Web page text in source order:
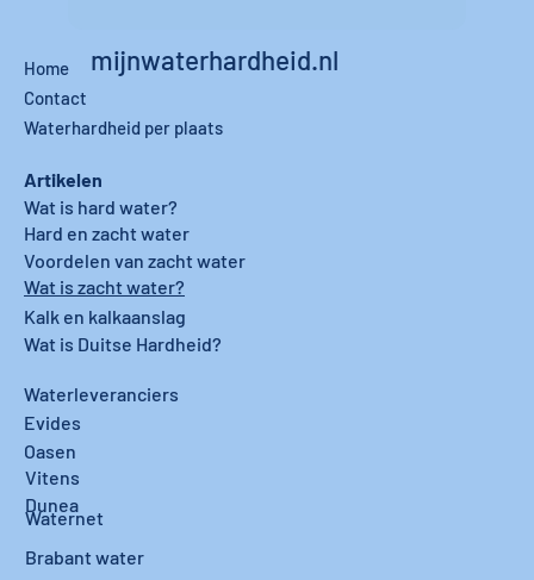
mijnwaterhardheid.nl
Home
Contact
Waterhardheid per plaats
Waterleveranciers
Evides
Oasen
Vitens
Dunea
Waternet
Brabant water
Artikelen
Wat is hard water?
Hard en zacht water
Wat is zacht water?
Voordelen van zacht water
Kalk en kalkaanslag
Wat is Duitse Hardheid?